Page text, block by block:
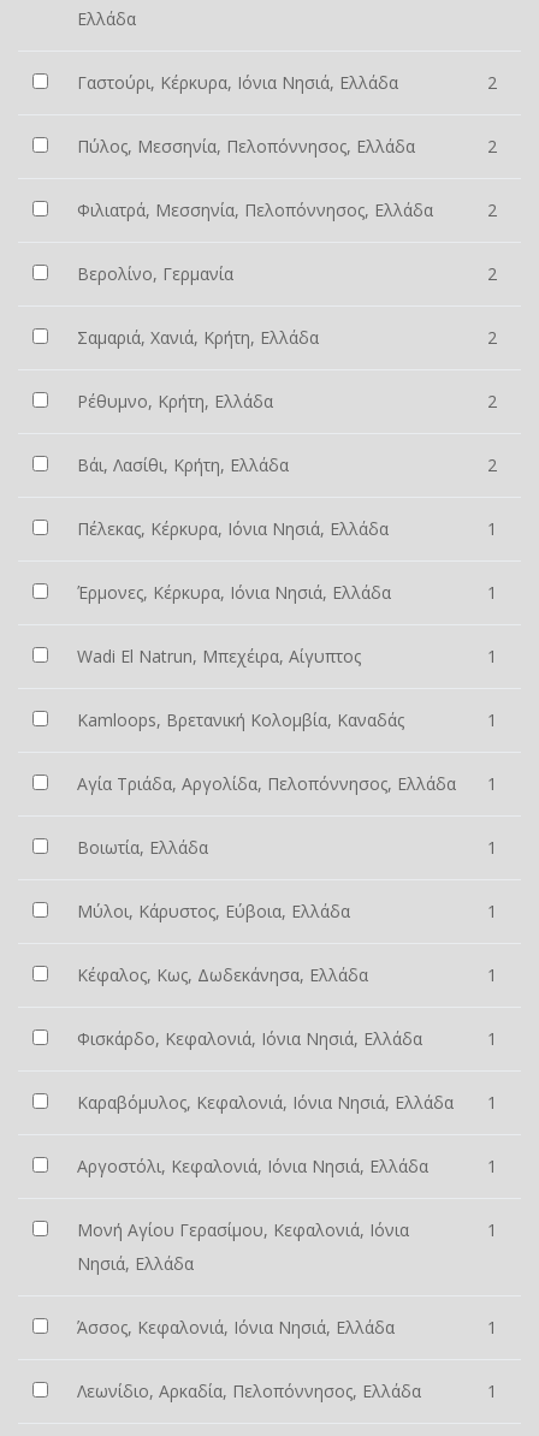
Ελλάδα
Γαστούρι, Κέρκυρα, Ιόνια Νησιά, Ελλάδα 2
Πύλος, Μεσσηνία, Πελοπόννησος, Ελλάδα 2
Φιλιατρά, Μεσσηνία, Πελοπόννησος, Ελλάδα 2
Βερολίνο, Γερμανία 2
Σαμαριά, Χανιά, Κρήτη, Ελλάδα 2
Ρέθυμνο, Κρήτη, Ελλάδα 2
Βάι, Λασίθι, Κρήτη, Ελλάδα 2
Πέλεκας, Κέρκυρα, Ιόνια Νησιά, Ελλάδα 1
Έρμονες, Κέρκυρα, Ιόνια Νησιά, Ελλάδα 1
Wadi El Natrun, Μπεχέιρα, Αίγυπτος 1
Kamloops, Βρετανική Κολομβία, Καναδάς 1
Αγία Τριάδα, Αργολίδα, Πελοπόννησος, Ελλάδα 1
Βοιωτία, Ελλάδα 1
Μύλοι, Κάρυστος, Εύβοια, Ελλάδα 1
Κέφαλος, Κως, Δωδεκάνησα, Ελλάδα 1
Φισκάρδο, Κεφαλονιά, Ιόνια Νησιά, Ελλάδα 1
Καραβόμυλος, Κεφαλονιά, Ιόνια Νησιά, Ελλάδα 1
Αργοστόλι, Κεφαλονιά, Ιόνια Νησιά, Ελλάδα 1
Μονή Αγίου Γερασίμου, Κεφαλονιά, Ιόνια
Νησιά, Ελλάδα
1
Άσσος, Κεφαλονιά, Ιόνια Νησιά, Ελλάδα 1
Λεωνίδιο, Αρκαδία, Πελοπόννησος, Ελλάδα 1